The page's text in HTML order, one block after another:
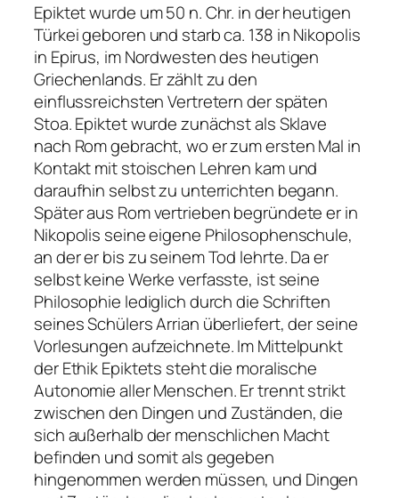
Epiktet wurde um 50 n. Chr. in der heutigen
Türkei geboren und starb ca. 138 in Nikopolis
in Epirus, im Nordwesten des heutigen
Griechenlands. Er zählt zu den
einflussreichsten Vertretern der späten
Stoa. Epiktet wurde zunächst als Sklave
nach Rom gebracht, wo er zum ersten Mal in
Kontakt mit stoischen Lehren kam und
daraufhin selbst zu unterrichten begann.
Später aus Rom vertrieben begründete er in
Nikopolis seine eigene Philosophenschule,
an der er bis zu seinem Tod lehrte. Da er
selbst keine Werke verfasste, ist seine
Philosophie lediglich durch die Schriften
seines Schülers Arrian überliefert, der seine
Vorlesungen aufzeichnete. Im Mittelpunkt
der Ethik Epiktets steht die moralische
Autonomie aller Menschen. Er trennt strikt
zwischen den Dingen und Zuständen, die
sich außerhalb der menschlichen Macht
befinden und somit als gegeben
hingenommen werden müssen, und Dingen